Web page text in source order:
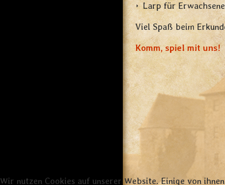
Larp für
Viel Spaß beim
Komm, spiel mit uns!
Wir nutzen Cookies auf unserer Website. Einige von